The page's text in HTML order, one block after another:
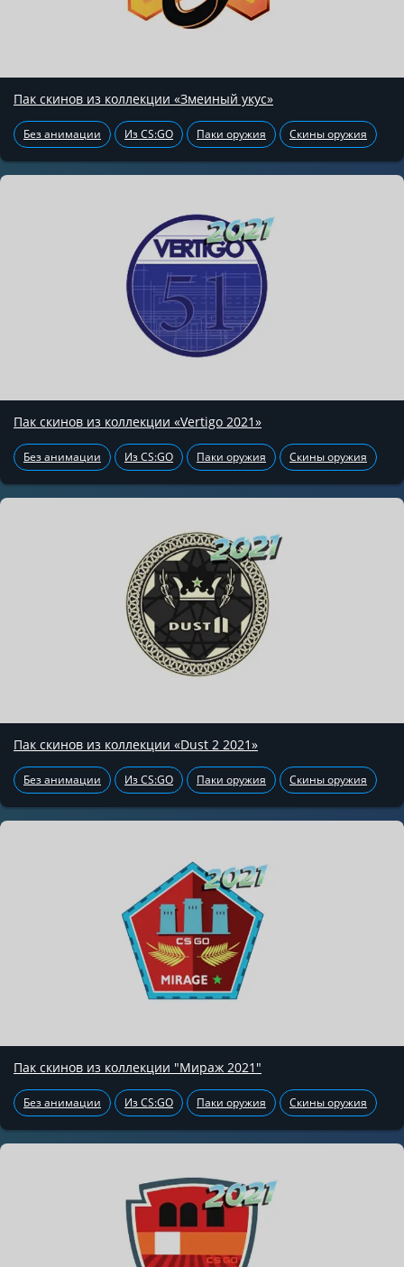
Пак скинов из коллекции «Змеиный укус»
Без анимации Из CS:GO Паки оружия Скины оружия
Пак скинов из коллекции «Vertigo 2021»
Без анимации Из CS:GO Паки оружия Скины оружия
Пак скинов из коллекции «Dust 2 2021»
Без анимации Из CS:GO Паки оружия Скины оружия
Пак скинов из коллекции "Мираж 2021"
Без анимации Из CS:GO Паки оружия Скины оружия